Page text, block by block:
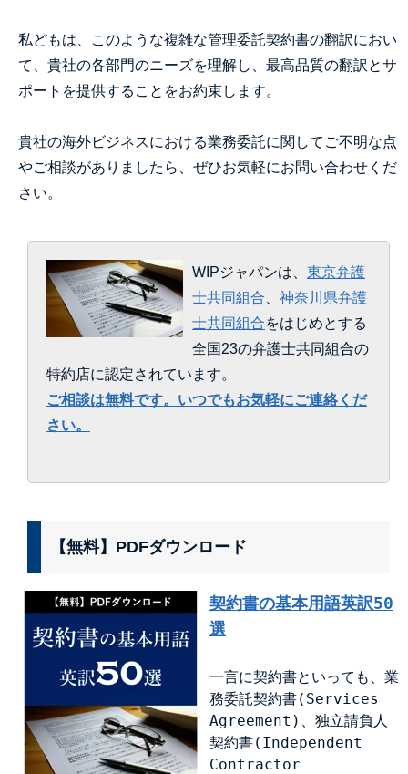
私どもは、このような複雑な管理委託契約書の翻訳におい
て、貴社の各部門のニーズを理解し、最高品質の翻訳とサ
ポートを提供することをお約束します。
貴社の海外ビジネスにおける業務委託に関してご不明な点
やご相談がありましたら、ぜひお気軽にお問い合わせくだ
さい。
WIPジャパンは、 東京弁護
士共同組合
神奈川県弁護
士共同組合をはじめとする
全国23の弁護士共同組合の
特約店に認定されています。
ご相談は無料です。いつでもお気軽にご連絡くだ
さい。
【無料】PDFダウンロード
契約書の基本用語英訳50
選
一言に契約書といっても、業
務委託契約書(Services
Agreement)、独立請負人
契約書(Independent
Contractor